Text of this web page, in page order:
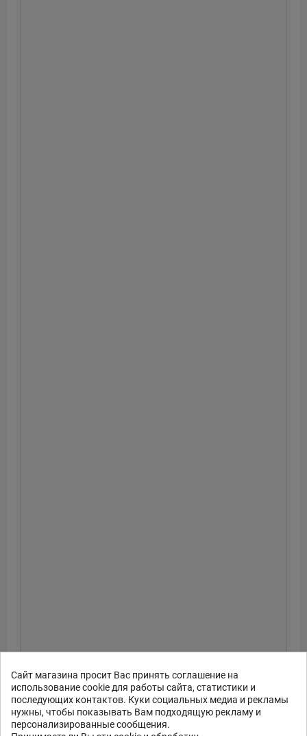
Сайт магазина просит Вас принять соглашение на
использование cookie для работы сайта, статистики и
последующих контактов. Куки социальных медиа и рекламы
нужны, чтобы показывать Вам подходящую рекламу и
персонализированные сообщения.